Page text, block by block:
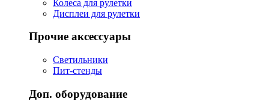
Колеса для рулетки
Дисплеи для рулетки
Прочие аксессуары
Светильники
Пит-стенды
Доп. оборудование